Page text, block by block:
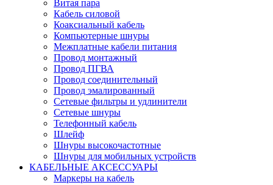
Витая пара
Кабель силовой
Коаксиальный кабель
Компьютерные шнуры
Межплатные кабели питания
Провод монтажный
Провод ПГВА
Провод соединительный
Провод эмалированный
Сетевые фильтры и удлинители
Сетевые шнуры
Телефонный кабель
Шлейф
Шнуры высокочастотные
Шнуры для мобильных устройств
КАБЕЛЬНЫЕ АКСЕССУАРЫ
Маркеры на кабель